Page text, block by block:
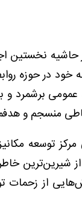
حاشیه نخستین
به سابقه ۱۲ ساله
برشمرد
منسجم و
توسعه
شیرین‌ترین
از زحمات